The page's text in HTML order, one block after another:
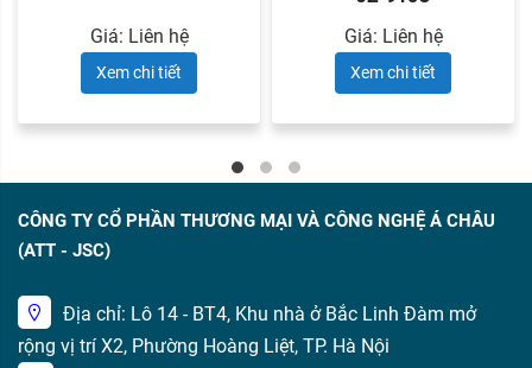
Giá: Liên hệ
Xem chi tiết
Giá: Liên hệ
Xem chi tiết
CÔNG TY CỔ PHẦN THƯƠNG MẠI VÀ CÔNG NGHỆ Á CHÂU
(ATT - JSC)
Địa chỉ: Lô 14 - BT4, Khu nhà ở Bắc Linh Đàm mở
rộng vị trí X2, Phường Hoàng Liệt, TP. Hà Nội